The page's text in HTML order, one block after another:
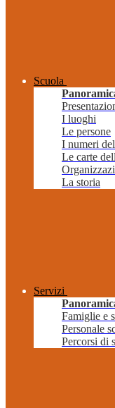
Scuola
I luoghi
Le persone
I numeri
Le carte
La storia
Servizi
Famiglie e
Personale
Percorsi di